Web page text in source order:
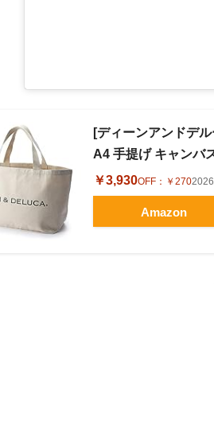
[ディーンアンドデ
A4 手提げ キャンバ
￥3,930OFF： ￥270
Amazon